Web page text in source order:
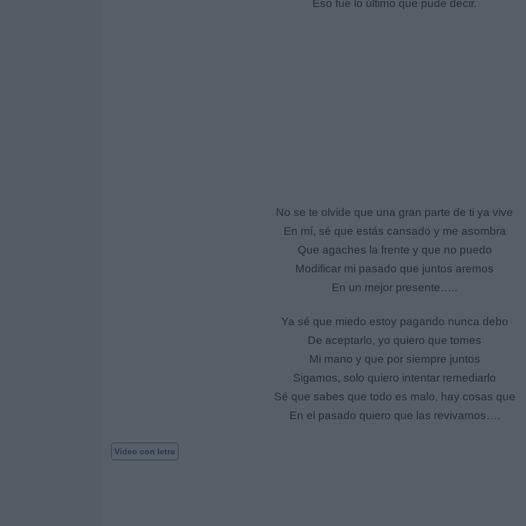
Eso fue lo último que pude decir.
No se te olvide que una gran parte de ti ya vive
En mí, sé que estás cansado y me asombra
Que agaches la frente y que no puedo
Modificar mi pasado que juntos aremos
En un mejor presente…..
Ya sé que miedo estoy pagando nunca debo
De aceptarlo, yo quiero que tomes
Mi mano y que por siempre juntos
Sigamos, solo quiero intentar remediarlo
Sé que sabes que todo es malo, hay cosas que
En el pasado quiero que las revivamos….
Vídeo con letra